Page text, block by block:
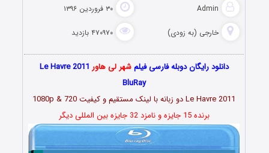
Admin ۳۰ فروردین ۱۳۹۶
خارجی (به زودی) ۴۷۰۹۷۰ بازدید
دانلود رایگان دوبله فارسی فیلمشهر لی هاور Le Havre 2011
BluRay
Le Havre 2011 دو زبانه با لینک مستقیم و کیفیت 1080p & 720
برنده 15 جایزه و نامزد 32 جایزه بین المللی دیگر